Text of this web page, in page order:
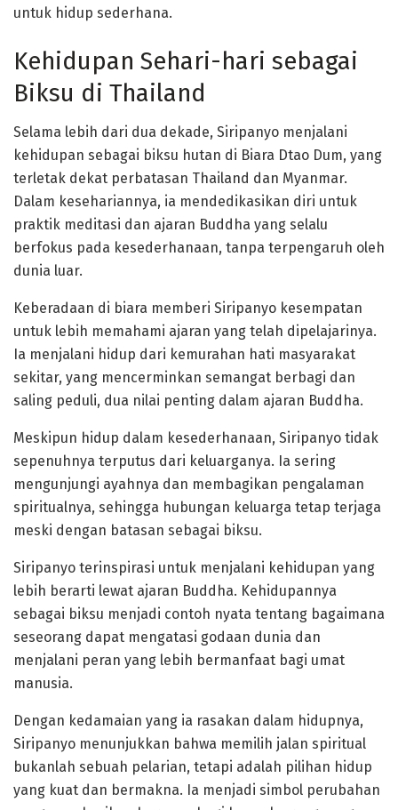
untuk hidup sederhana.
Kehidupan Sehari-hari sebagai
Biksu di Thailand
Selama lebih dari dua dekade, Siripanyo menjalani
kehidupan sebagai biksu hutan di Biara Dtao Dum, yang
terletak dekat perbatasan Thailand dan Myanmar.
Dalam kesehariannya, ia mendedikasikan diri untuk
praktik meditasi dan ajaran Buddha yang selalu
berfokus pada kesederhanaan, tanpa terpengaruh oleh
dunia luar.
Keberadaan di biara memberi Siripanyo kesempatan
untuk lebih memahami ajaran yang telah dipelajarinya.
Ia menjalani hidup dari kemurahan hati masyarakat
sekitar, yang mencerminkan semangat berbagi dan
saling peduli, dua nilai penting dalam ajaran Buddha.
Meskipun hidup dalam kesederhanaan, Siripanyo tidak
sepenuhnya terputus dari keluarganya. Ia sering
mengunjungi ayahnya dan membagikan pengalaman
spiritualnya, sehingga hubungan keluarga tetap terjaga
meski dengan batasan sebagai biksu.
Siripanyo terinspirasi untuk menjalani kehidupan yang
lebih berarti lewat ajaran Buddha. Kehidupannya
sebagai biksu menjadi contoh nyata tentang bagaimana
seseorang dapat mengatasi godaan dunia dan
menjalani peran yang lebih bermanfaat bagi umat
manusia.
Dengan kedamaian yang ia rasakan dalam hidupnya,
Siripanyo menunjukkan bahwa memilih jalan spiritual
bukanlah sebuah pelarian, tetapi adalah pilihan hidup
yang kuat dan bermakna. Ia menjadi simbol perubahan